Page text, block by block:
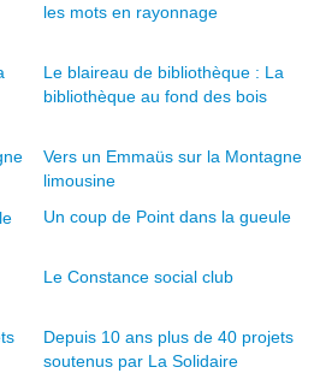
les mots en rayonnage
Le blaireau de bibliothèque : La
bibliothèque au fond des bois
Vers un Emmaüs sur la Montagne
limousine
Un coup de Point dans la gueule
Le Constance social club
Depuis 10 ans plus de 40 projets
soutenus par La Solidaire